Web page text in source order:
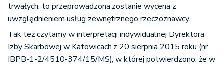
trwałych, to przeprowadzona zostanie wycena z
uwzględnieniem usług zewnętrznego rzeczoznawcy.
Tak też czytamy w interpretacji indywidualnej Dyrektora
Izby Skarbowej w Katowicach z 20 sierpnia 2015 roku (nr
IBPB-1-2/4510-374/15/MS), w której potwierdzono, że w